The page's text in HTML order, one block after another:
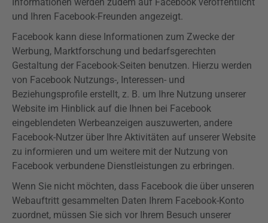
und Ihren Facebook-Freunden angezeigt.
Facebook kann diese Informationen zum Zwecke der
Werbung, Marktforschung und bedarfsgerechten
Gestaltung der Facebook-Seiten benutzen. Hierzu werden
von Facebook Nutzungs-, Interessen- und
Beziehungsprofile erstellt, z. B. um Ihre Nutzung unserer
Website im Hinblick auf die Ihnen bei Facebook
eingeblendeten Werbeanzeigen auszuwerten, andere
Facebook-Nutzer über Ihre Aktivitäten auf unserer Website
zu informieren und um weitere mit der Nutzung von
Facebook verbundene Dienstleistungen zu erbringen.
Wenn Sie nicht möchten, dass Facebook die über unseren
Webauftritt gesammelten Daten Ihrem Facebook-Konto
zuordnet, müssen Sie sich vor Ihrem Besuch unserer